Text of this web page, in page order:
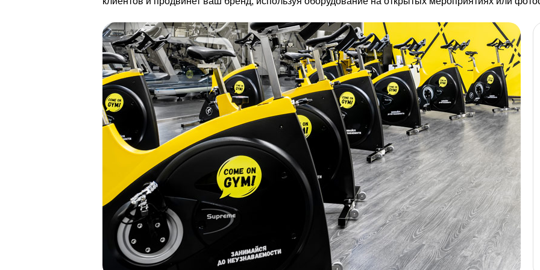
Замок электронный
Smart Access
В ЗАЯВКУ